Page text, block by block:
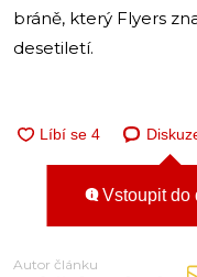
bráně, který Flyers
desetiletí.
Vstoupit do
Autor článku